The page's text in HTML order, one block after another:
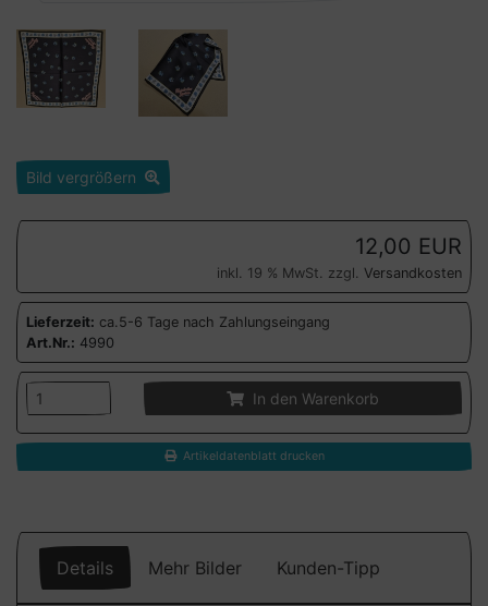
Bild vergrößern
12,00 EUR
inkl. 19 % MwSt. zzgl. Versandkosten
Lieferzeit: ca.5-6 Tage nach Zahlungseingang
Art.Nr.: 4990
In den Warenkorb
Artikeldatenblatt drucken
Details Mehr Bilder Kunden-Tipp